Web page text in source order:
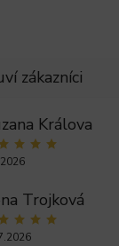
Králova
Trojková